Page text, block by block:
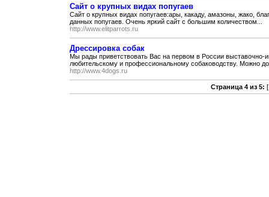
Сайт о крупных видах попугаев
Сайт о крупных видах попугаев:ары, какаду, амазоны, жако,
данных попугаев. Очень яркий сайт с большим количеством...
http://www.elitparrots.ru
Дрессировка собак
Мы рады приветствовать Вас на первом в России
любительскому и профессиональному собаководству. Можно
http://www.4dogs.ru
Страница 4 из 5: